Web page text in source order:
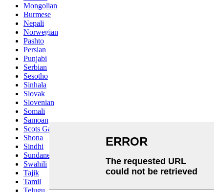
Mongolian
Burmese
Nepali
Norwegian
Pashto
Persian
Punjabi
Serbian
Sesotho
Sinhala
Slovak
Slovenian
Somali
Samoan
Scots Gaelic
Shona
Sindhi
Sundanese
Swahili
Tajik
Tamil
Telugu